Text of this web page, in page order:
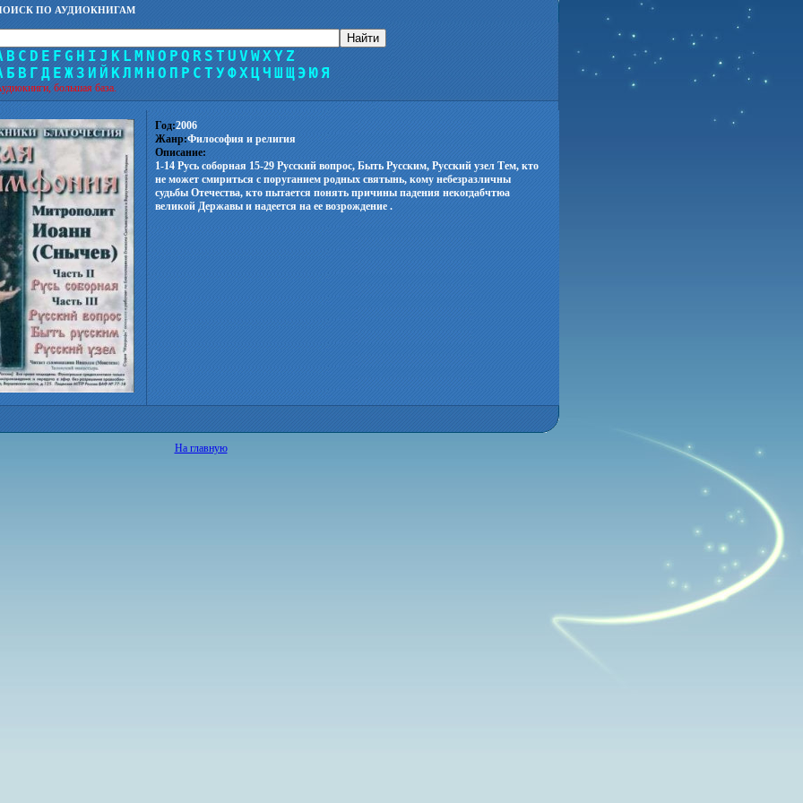
ПО АУДИОКНИГАМ
B C D E F G H I J K L M N O P Q R S T U V WXYZ
Б В Г Д Е Ж З И Й КЛ М Н О П Р С Т УФХ ЦЧ Ш Щ Э ЮЯ
большая база.
Год:2006
Жанр:Философия и религия
Описание:
1-14 Русь соборная 15-29 Русский вопрос, Быть Русским, Русский узел Тем, кто
не может смириться с поруганием родных святынь, кому небезразличны
судьбы Отечества, кто пытается понять причины падения некогдабчтюа
великой Державы и надеется на ее возрождение .
На главную